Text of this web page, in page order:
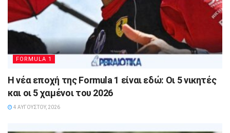
FORMULA 1
Η νέα εποχή της Formula 1 είναι εδώ: Οι 5 νικητές
και οι 5 χαμένοι του 2026
4 ΑΥΓΟΎΣΤΟΥ, 2026